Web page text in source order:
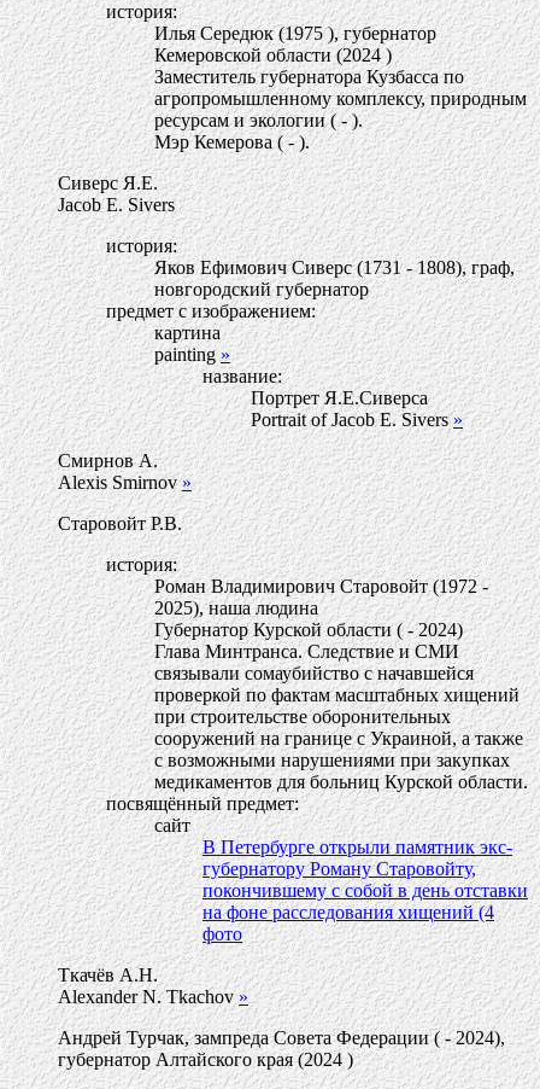
история:
Илья Середюк (1975 ), губернатор
Кемеровской области (2024 )
Заместитель губернатора Кузбасса по
агропромышленному комплексу, природным
ресурсам и экологии ( - ).
Мэр Кемерова ( - ).
Сиверс Я.Е.
Jacob E. Sivers
история:
Яков Ефимович Сиверс (1731 - 1808), граф,
новгородский губернатор
предмет с изображением:
картина
painting»
название:
Портрет Я.Е.Сиверса
Portrait of Jacob E. Sivers»
Смирнов А.
Alexis Smirnov»
Старовойт Р.В.
история:
Роман Владимирович Старовойт (1972 -
2025), наша людина
Губернатор Курской области ( - 2024)
Глава Минтранса. Следствие и СМИ
связывали сомаубийство с начавшейся
проверкой по фактам масштабных хищений
при строительстве оборонительных
сооружений на границе с Украиной, а также
с возможными нарушениями при закупках
медикаментов для больниц Курской области.
посвящённый предмет:
сайт
В Петербурге открыли памятник экс-
губернатору Роману Старовойту,
покончившему с собой в день отставки
на фоне расследования хищений (4
фото
Ткачёв А.Н.
Alexander N. Tkachov»
Андрей Турчак, зампреда Совета Федерации ( - 2024),
губернатор Алтайского края (2024 )